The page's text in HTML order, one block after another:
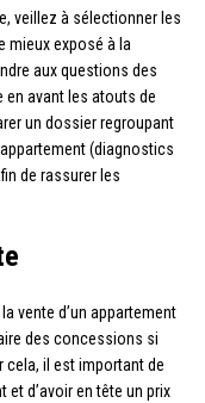
veillez à sélectionner les
mieux exposé à la
aux questions des
en avant les atouts de
un dossier regroupant
(diagnostics
de rassurer les
vente d’un appartement
des concessions si
cela, il est important de
d’avoir en tête un prix